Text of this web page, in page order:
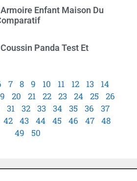
Enfant Maison Du
Panda Test Et
7 8 9 10 11 12 13
14
20 21 22 23 24 25
26
31 32 33 34 35 36
37
42 43 44 45 46 47
48
49
50